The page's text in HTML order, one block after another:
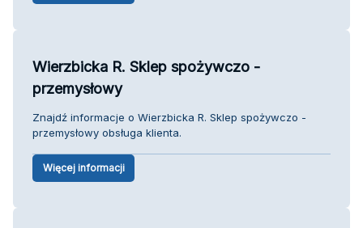
Wierzbicka R. Sklep spożywczo -
przemysłowy
Znajdź informacje o Wierzbicka R. Sklep spożywczo -
przemysłowy obsługa klienta.
Więcej informacji